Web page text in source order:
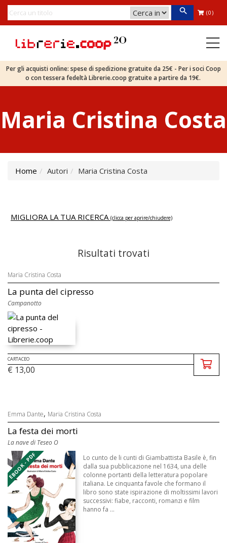
(0)
Per gli acquisti online: spese di spedizione gratuite da 25€ - Per i soci Coop
o con tessera fedeltà Librerie.coop gratuite a partire da 19€.
Maria Cristina Costa
Home Autori Maria Cristina Costa
MIGLIORA LA TUA RICERCA (clicca per aprire/chiudere)
Risultati trovati
Maria Cristina Costa
La punta del cipresso
Campanotto
CARTACEO
€ 13,00
Emma Dante, Maria Cristina Costa
La festa dei morti
La nave di Teseo O
EBOOK - PDF
Lo cunto de li cunti di Giambattista Basile è, fin
dalla sua pubblicazione nel 1634, una delle
colonne portanti della letteratura popolare
italiana. Le cinquanta favole che formano il
libro sono state ispirazione di moltissimi lavori
successivi: fiabe, racconti, romanzi e film
hanno fa ...